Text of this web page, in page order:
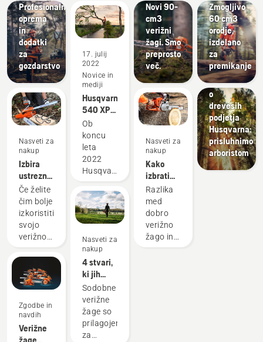
Profesionalna
oprema
in
dodatki
za
gozdarstvo
Nasveti za
nakup
Izbira
ustrezne
verige za
verižno
žago:
Nekaj
nasvetov
Če želite
čim bolje
izkoristiti
svojo
verižno
pomembno,
da
izberete
verigo
zanjo.
Tukaj je
Zgodbe in
navdih
Verižne
žage
17. julij
2022
Novice in
mediji
Husqvarna
540 XP®
Mark III
in
Husqvarna
T540
XP®
Ob
koncu
leta
2022
Husqvarna
ponudbo
z novim
izborom
opreme,
zasnovane
za
arboriste
in druge
strokovnjake
za nego
dreves, v
začetku
Nasveti za
nakup
4 stvari,
ki jih
morate
upoštevati
ob
nakupu
verižne
Sodobne
verižne
žage so
prilagojene
za
Novi 90-
cm3
verižni
žagi. Smo
preprosto
več.
Nasveti za
nakup
Kako
izbrati
najboljšo
verižno
žago za
svoje
potrebe
Razlika
med
dobro
verižno
žago in
Zmogljivo
60 cm3
orodje,
izdelano
za
premikanje
Zgodbe in
navdih
Pogovori
o
drevesih
podjetja
Husqvarna:
prisluhnimo
arboristom